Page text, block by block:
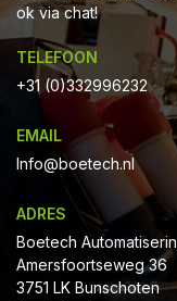
ok via chat!
TELEFOON
+31 (0)332996232
EMAIL
Info@boetech.nl
ADRES
Boetech
Amersfoortseweg 36
3751 LK Bunschoten